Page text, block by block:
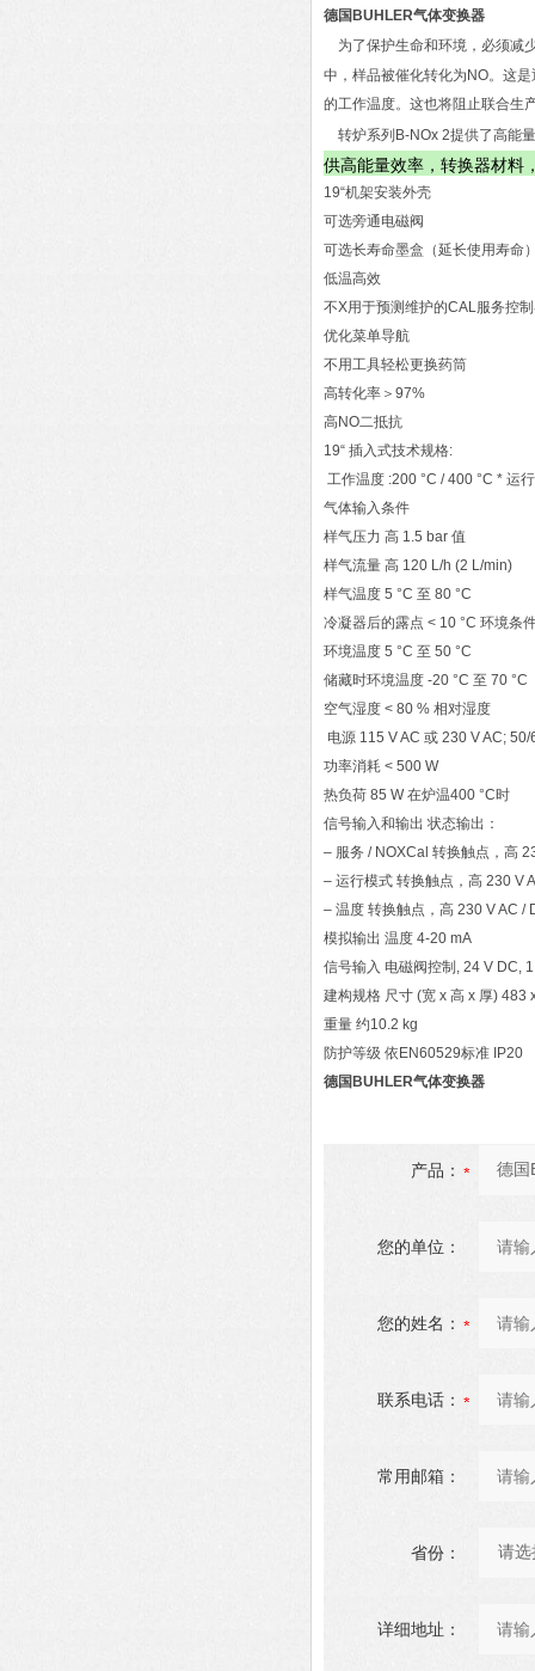
德国BUHLER气体变换器
为了保护生命和环境，必须减
中，样品被催化转化为NO。这
的工作温度。这也将阻止联合生
转炉系列B-NOx 2提供了高能
供高能量效率，转换器材料
19“机架安装外壳
可选旁通电磁阀
可选长寿命墨盒（延长使用寿命
低温高效
不X用于预测维护的CAL服务控
优化菜单导航
不用工具轻松更换药筒
高转化率＞97%
高NO二抵抗
19“ 插入式技术规格:
工作温度 :200 °C / 400 °C * 运
气体输入条件
样气压力 高 1.5 bar 值
样气流量 高 120 L/h (2 L/min)
样气温度 5 °C 至 80 °C
冷凝器后的露点 < 10 °C 环境条
环境温度 5 °C 至 50 °C
储藏时环境温度 -20 °C 至 70 °C
空气湿度 < 80 % 相对湿度
电源 115 V AC 或 230 V AC; 50/
功率消耗 < 500 W
热负荷 85 W 在炉温400 °C时
信号输入和输出 状态输出：
– 服务 / NOXCal 转换触点，高
– 运行模式 转换触点，高 230 V
– 温度 转换触点，高 230 V AC /
模拟输出 温度 4-20 mA
信号输入 电磁阀控制, 24 V DC,
建构规格 尺寸 (宽 x 高 x 厚) 483
重量 约10.2 kg
防护等级 依EN60529标准 IP20
德国BUHLER气体变换器
产品：
您的单位：
您的姓名：
联系电话：
常用邮箱：
省份：
详细地址：